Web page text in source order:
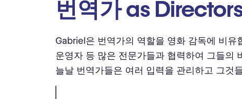
번역가 as
Gabriel은 번역가의 역할을 영화 감독에 비유
운영자 등 많은 전문가들과 협력하여 그들의
늘날 번역가들은 여러 입력을 관리하고 그것